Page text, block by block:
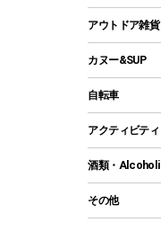
パラソル
テントアク
ペグ
グランドシー
ガイドロープ
ツール
鉄板、アミ
焚き火台&ス
火起こし
バーベキュ
クッカーセッ
シェラカップ
クッキングツ
ナイフ
カトラリー
コップ付きタ
ワンタッチタ
プラスチック
ディズニーボ
クーラーバッ
ウォーター
保冷剤
アウトドアキ
アウトドア雑貨
バックパック
リュック、
トートバッ
ショッピング
その他アウ
カヌー&SUP
インフレータ
カヤック
パドル
自転車
折りたたみ自
スポーツサイ
シティサイ
アクティビティ
マリン
ラッシュガー
酒類・
その他